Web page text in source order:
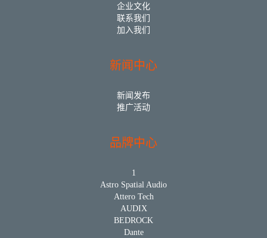
企业文化
联系我们
加入我们
新闻中心
新闻发布
推广活动
品牌中心
1
Astro Spatial Audio
Attero Tech
AUDIX
BEDROCK
Dante